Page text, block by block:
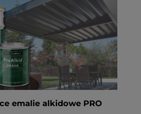
emalie alkidowe PRO